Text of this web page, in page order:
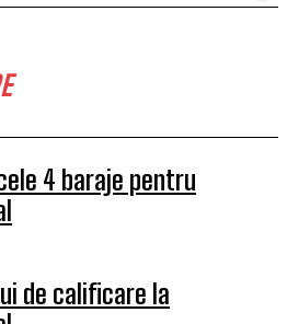
4 baraje pentru
de calificare la